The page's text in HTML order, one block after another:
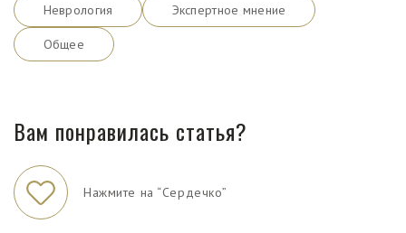
Неврология Экспертное мнение
Общее
Вам понравилась статья?
Нажмите на “Сердечко”